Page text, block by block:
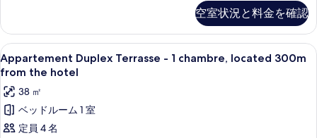
て
の
写
真
を
表
from
the
hotel
の
細
空室状況と料金を確認
Appartement
Duplex
Terrasse
-
chambre,
Appartement Duplex Terrasse - 1
12
Appartement Duplex Terrasse - 1 chambre, located 300m
from the hotel
38 ㎡
ベッドルーム 1 室
定員 4 名